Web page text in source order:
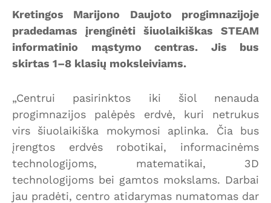
Kretingos Marijono Daujoto progimnazijoje
pradedamas įrenginėti šiuolaikiškas STEAM
informatinio mąstymo centras. Jis bus
skirtas 1–8 klasių moksleiviams.
„Centrui pasirinktos iki šiol nenauda
progimnazijos palėpės erdvė, kuri netrukus
virs šiuolaikiška mokymosi aplinka. Čia bus
įrengtos erdvės robotikai, informacinėms
technologijoms, matematikai, 3D
technologijoms bei gamtos mokslams. Darbai
jau pradėti, centro atidarymas numatomas dar